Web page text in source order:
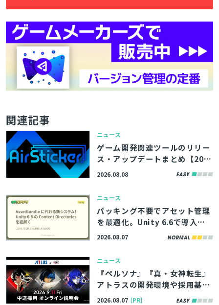
関連記事
ニュース
ゲーム開発関連ツールのリリー
ス・アップデートまとめ【202
6/8/8】
2026.08.08
ニュース
パッキング不要でアセット管理
を最適化。Unity 6.6で導入さ
れる「Content Directories」
2026.08.07
ニュース
『ペルソナ』『真・女神転生』
アトラスの開発環境や採用基準
などを直接聞ける！中途向け転
2026.08.07［PR］